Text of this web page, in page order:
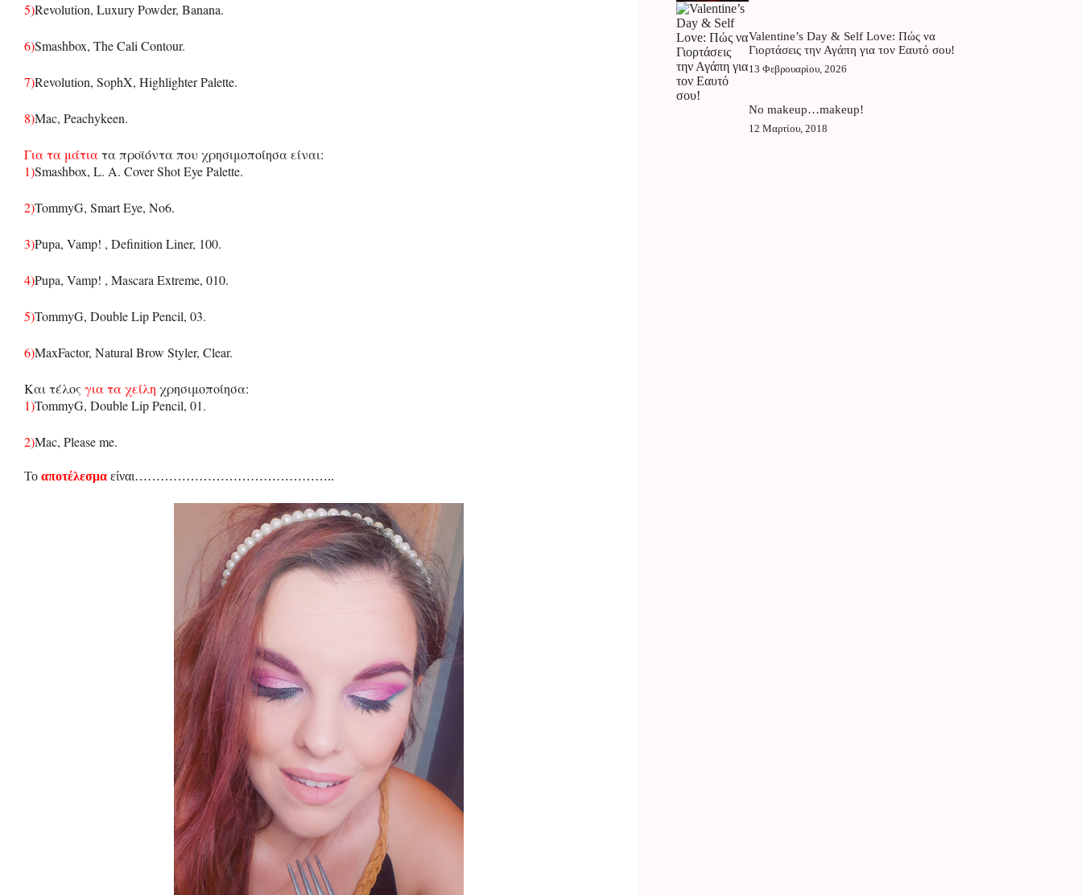
5)Revolution, Luxury Powder, Banana.
6)Smashbox, The Cali Contour.
7)Revolution, SophX, Highlighter Palette.
8)Mac, Peachykeen.
Για τα μάτιατα προϊόντα που χρησιμοποίησα είναι:
1)Smashbox, L. A. Cover Shot Eye Palette.
2)TommyG, Smart Eye, No6.
3)Pupa, Vamp! , Definition Liner, 100.
4)Pupa, Vamp! , Mascara Extreme, 010.
5)TommyG, Double Lip Pencil, 03.
6)MaxFactor, Natural Brow Styler, Clear.
Και τέλος για τα χείλη χρησιμοποίησα:
1)TommyG, Double Lip Pencil, 01.
2)Mac, Please me.
Το αποτέλεσμα είναι………………………………………..
Valentine’s Day & Self Love: Πώς να
Γιορτάσεις την Αγάπη για τον Εαυτό σου!
13 Φεβρουαρίου, 2026
No makeup…makeup!
12 Μαρτίου, 2018